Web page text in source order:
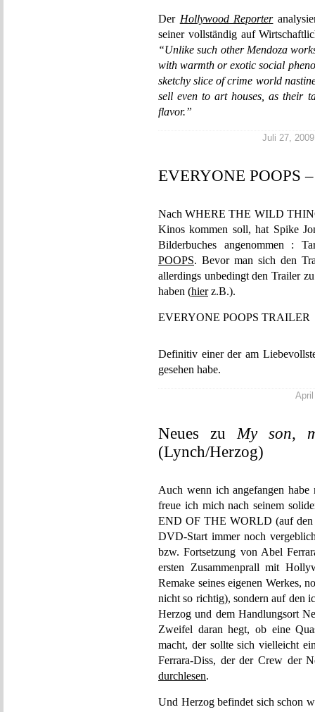
Der Hollywood Reporter
seiner vollständig auf
“Unlike such other Mendoza
with warmth or exotic social
sketchy slice of crime world
sell even to art houses, as their
flavor.”
Juli 27,
EVERYONE POOPS
Nach WHERE THE WILD
Kinos kommen soll, hat Spike
Bilderbuches angenommen :
POOPS. Bevor man sich den
allerdings unbedingt den Trailer
haben (hierz.B.).
EVERYONE POOPS TRAILER
Definitiv einer der am
gesehen habe.
Neues zuMy son,
(Lynch/Herzog)
Auch wenn ich angefangen
freue ich mich nach seinem
END OF THE WORLD (auf den
DVD-Start immer noch
bzw. Fortsetzung von Abel
ersten Zusammenprall mit
Remake seines eigenen Werkes,
nicht so richtig), sondern auf den
Herzog und dem Handlungsort
Zweifel daran hegt, ob eine
macht, der sollte sich vielleicht
Ferrara-Diss, der der Crew der
durchlesen.
Und Herzog befindet sich schon